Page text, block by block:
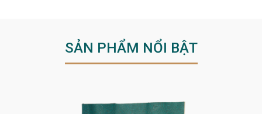
SẢN PHẨM NỔI BẬT